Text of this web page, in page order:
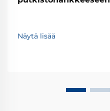
Näytä lisää